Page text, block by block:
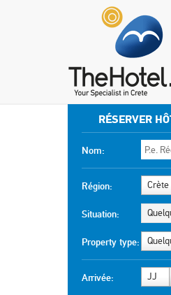
RÉSERVER
Nom:
Région: Crète
Situation:
Property type:
Arrivée: JJ